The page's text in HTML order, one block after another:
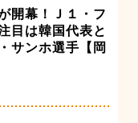
開幕！Ｊ１・フ
目は韓国代表と
サンホ選手【岡